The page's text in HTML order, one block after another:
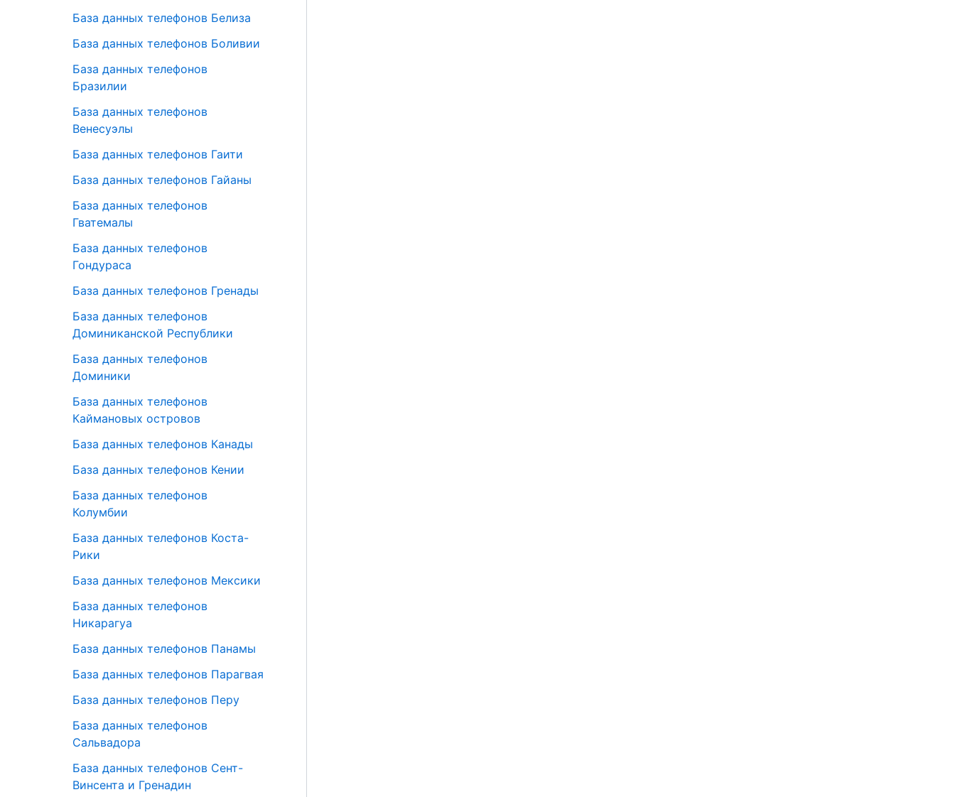
База данных телефонов Белиза
База данных телефонов Боливии
База данных телефонов
Бразилии
База данных телефонов
Венесуэлы
База данных телефонов Гаити
База данных телефонов Гайаны
База данных телефонов
Гватемалы
База данных телефонов
Гондураса
База данных телефонов Гренады
База данных телефонов
Доминиканской Республики
База данных телефонов
Доминики
База данных телефонов
Каймановых островов
База данных телефонов Канады
База данных телефонов Кении
База данных телефонов
Колумбии
База данных телефонов Коста-
Рики
База данных телефонов Мексики
База данных телефонов
Никарагуа
База данных телефонов Панамы
База данных телефонов Парагвая
База данных телефонов Перу
База данных телефонов
Сальвадора
База данных телефонов Сент-
Винсента и Гренадин